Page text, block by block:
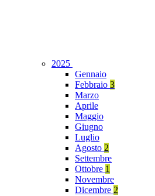
2025
Gennaio
Febbraio 3
Marzo
Aprile
Maggio
Giugno
Luglio
Agosto 2
Settembre
Ottobre 1
Novembre
Dicembre 2